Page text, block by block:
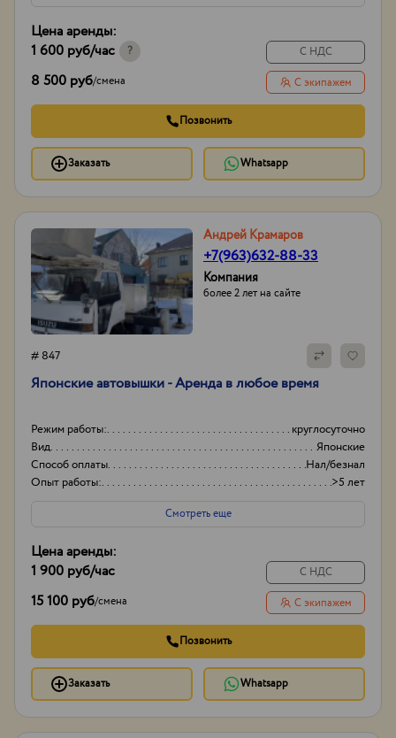
Цена аренды:
1 600 руб/час ?
8 500 руб/смена
С НДС
С экипажем
Позвонить
Заказать Whatsapp
Андрей Крамаров
+7(963)632-88-33
Компания
более 2 лет на сайте
# 847
Японские автовышки - Аренда в любое время
Режим работы:
круглосуточно
Вид
Японские
Способ оплаты
Нал/безнал
Опыт работы:
>5 лет
Смотреть еще
Цена аренды:
1 900 руб/час
15 100 руб/смена
С НДС
С экипажем
Позвонить
Заказать Whatsapp